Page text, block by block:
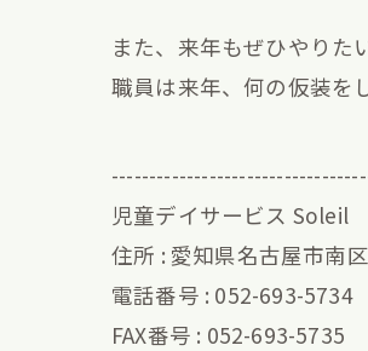
また、来年もぜひやりた
職員は来年、何の仮装
児童デイサービス Soleil
住所 : 愛知県名古屋市南
電話番号 : 052-693-5734
FAX番号 : 052-693-5735